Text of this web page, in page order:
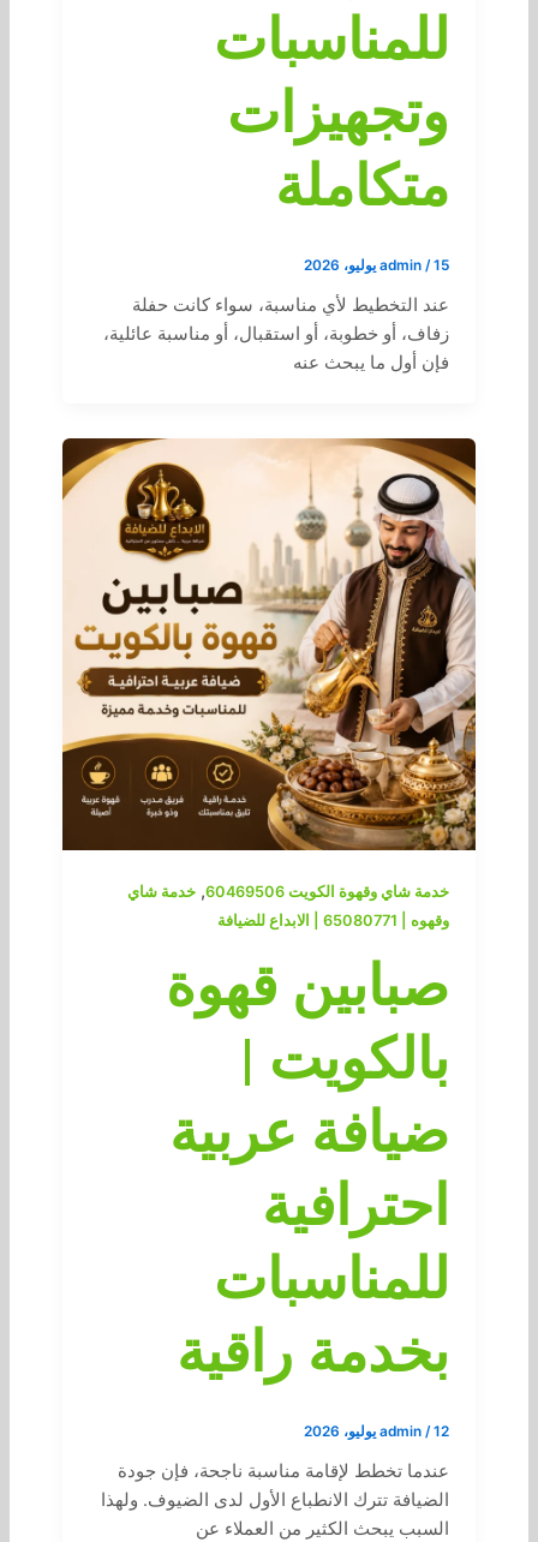
للمناسبات
وتجهيزات
متكاملة
admin /15 يوليو، 2026
عند التخطيط لأي مناسبة، سواء كانت حفلة
زفاف، أو خطوبة، أو استقبال، أو مناسبة عائلية،
فإن أول ما يبحث عنه
خدمة شاي وقهوة الكويت 60469506 ,خدمة شاي
وقهوه | 65080771 | الابداع للضيافة
صبابين قهوة
بالكويت |
ضيافة عربية
احترافية
للمناسبات
بخدمة راقية
admin /12 يوليو، 2026
عندما تخطط لإقامة مناسبة ناجحة، فإن جودة
الضيافة تترك الانطباع الأول لدى الضيوف. ولهذا
السبب يبحث الكثير من العملاء عن